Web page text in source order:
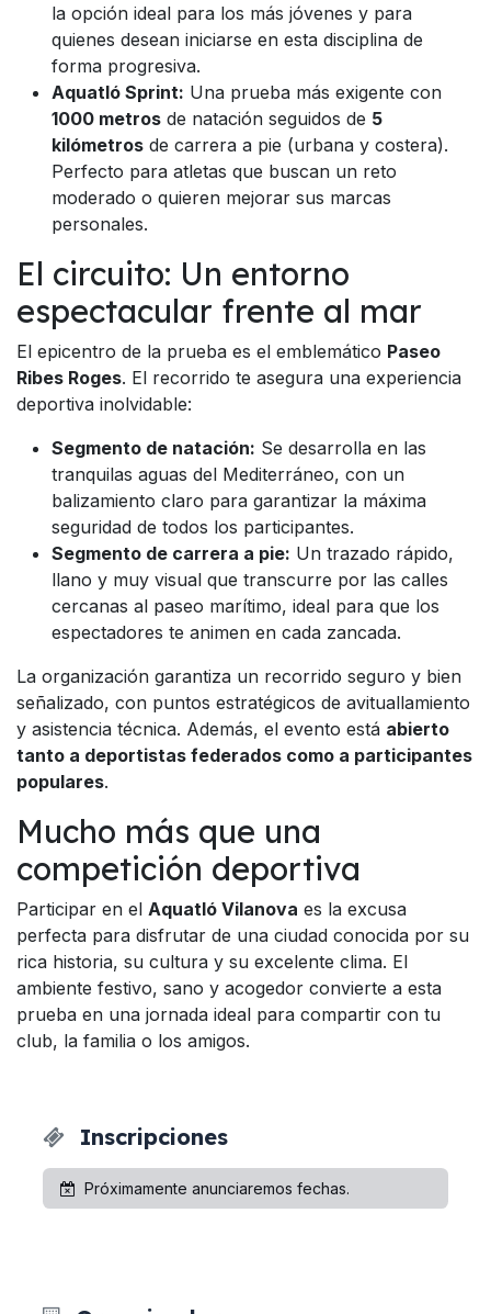
la opción ideal para los más jóvenes y para
quienes desean iniciarse en esta disciplina de
forma progresiva.
Aquatló Sprint: Una prueba más exigente con
1000 metros de natación seguidos de 5
kilómetros de carrera a pie (urbana y costera).
Perfecto para atletas que buscan un reto
moderado o quieren mejorar sus marcas
personales.
El circuito: Un entorno
espectacular frente al mar
El epicentro de la prueba es el emblemático Paseo
Ribes Roges. El recorrido te asegura una experiencia
deportiva inolvidable:
Segmento de natación: Se desarrolla en las
tranquilas aguas del Mediterráneo, con un
balizamiento claro para garantizar la máxima
seguridad de todos los participantes.
Segmento de carrera a pie: Un trazado rápido,
llano y muy visual que transcurre por las calles
cercanas al paseo marítimo, ideal para que los
espectadores te animen en cada zancada.
La organización garantiza un recorrido seguro y bien
señalizado, con puntos estratégicos de avituallamiento
y asistencia técnica. Además, el evento está abierto
tanto a deportistas federados como a participantes
populares.
Mucho más que una
competición deportiva
Participar en el Aquatló Vilanova es la excusa
perfecta para disfrutar de una ciudad conocida por su
rica historia, su cultura y su excelente clima. El
ambiente festivo, sano y acogedor convierte a esta
prueba en una jornada ideal para compartir con tu
club, la familia o los amigos.
Inscripciones
Próximamente anunciaremos fechas.